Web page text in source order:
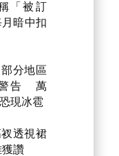
「被訂
暗中扣
部分地區
告 萬
現冰雹
透視裙
獲讚